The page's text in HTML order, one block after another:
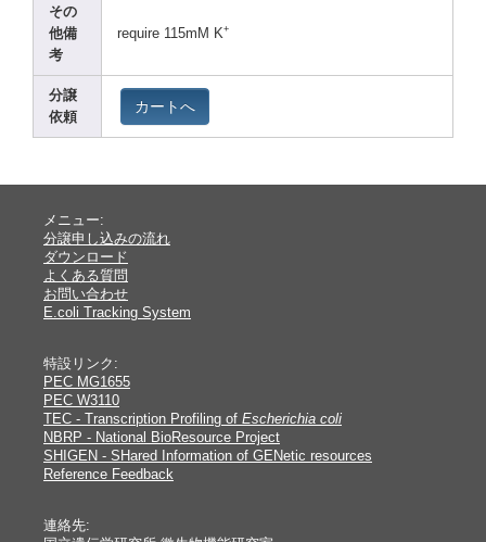
その
他備
考
require 115mM K+
分譲
依頼
カートへ
メニュー:
分譲申し込みの流れ
ダウンロード
よくある質問
お問い合わせ
E.coli Tracking System
特設リンク:
PEC MG1655
PEC W3110
TEC - Transcription Profiling of Escherichia coli
NBRP - National BioResource Project
SHIGEN - SHared Information of GENetic resources
Reference Feedback
連絡先: